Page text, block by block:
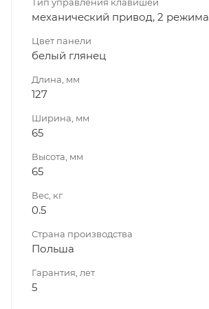
механический привод, 2 режима
Цвет панели
белый глянец
Длина, мм
127
Ширина, мм
65
Высота, мм
65
Вес, кг
0.5
Страна производства
Польша
Гарантия, лет
5